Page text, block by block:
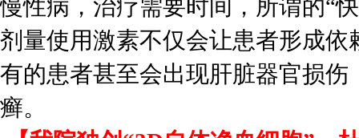
慢性病，治疗需要时间，所谓的“
剂量使用激素不仅会让患者形成
有的患者甚至会出现肝脏器官损
癣。